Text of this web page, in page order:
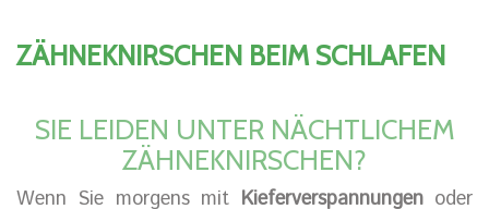
ZÄHNEKNIRSCHEN BEIM SCHLAFEN
SIE LEIDEN UNTER NÄCHTLICHEM
ZÄHNEKNIRSCHEN?
Wenn Sie morgens mit Kieferverspannungenoder